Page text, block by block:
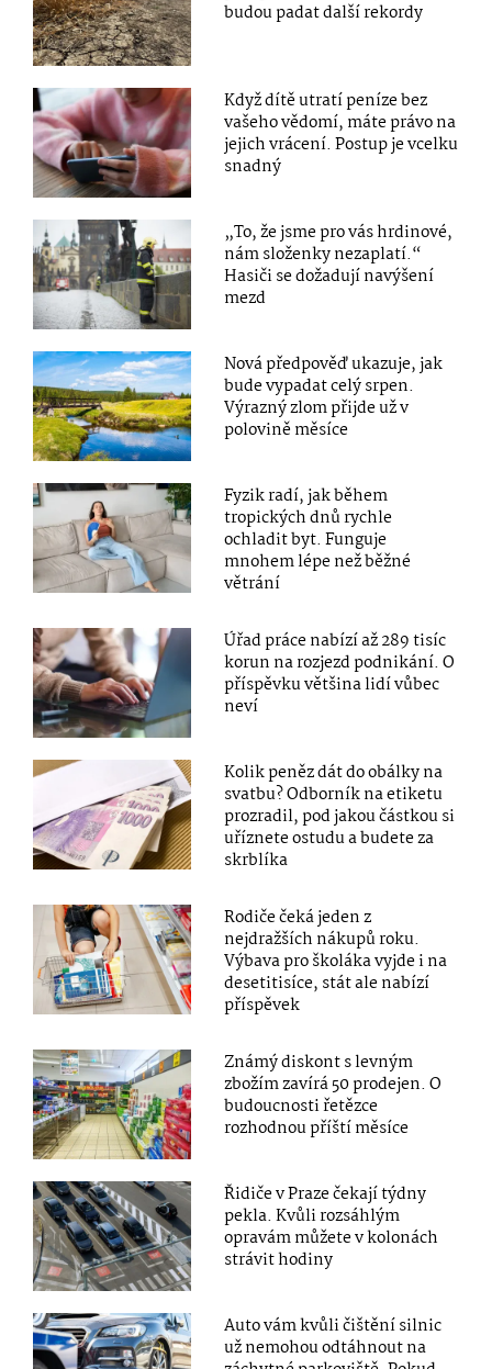
budou padat další rekordy
Když dítě utratí peníze bez
vašeho vědomí, máte právo na
jejich vrácení. Postup je vcelku
snadný
„To, že jsme pro vás hrdinové,
nám složenky nezaplatí.“
Hasiči se dožadují navýšení
mezd
Nová předpověď ukazuje, jak
bude vypadat celý srpen.
Výrazný zlom přijde už v
polovině měsíce
Fyzik radí, jak během
tropických dnů rychle
ochladit byt. Funguje
mnohem lépe než běžné
větrání
Úřad práce nabízí až 289 tisíc
korun na rozjezd podnikání. O
příspěvku většina lidí vůbec
neví
Kolik peněz dát do obálky na
svatbu? Odborník na etiketu
prozradil, pod jakou částkou si
uříznete ostudu a budete za
skrblíka
Rodiče čeká jeden z
nejdražších nákupů roku.
Výbava pro školáka vyjde i na
desetitisíce, stát ale nabízí
příspěvek
Známý diskont s levným
zbožím zavírá 50 prodejen. O
budoucnosti řetězce
rozhodnou příští měsíce
Řidiče v Praze čekají týdny
pekla. Kvůli rozsáhlým
opravám můžete v kolonách
strávit hodiny
Auto vám kvůli čištění silnic
už nemohou odtáhnout na